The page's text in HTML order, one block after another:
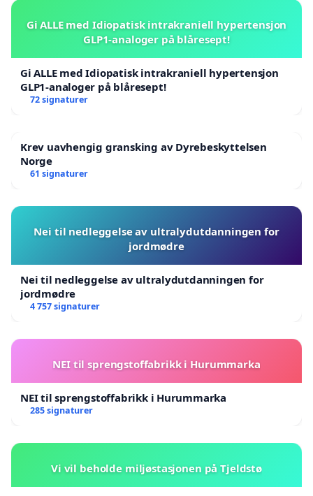
Gi ALLE med Idiopatisk intrakraniell hypertensjon
GLP1-analoger på blåresept!
Gi ALLE med Idiopatisk intrakraniell hypertensjon
GLP1-analoger på blåresept!
72 signaturer
Krev uavhengig gransking av Dyrebeskyttelsen
Norge
61 signaturer
Nei til nedleggelse av ultralydutdanningen for
jordmødre
Nei til nedleggelse av ultralydutdanningen for
jordmødre
4 757 signaturer
NEI til sprengstoffabrikk i Hurummarka
NEI til sprengstoffabrikk i Hurummarka
285 signaturer
Vi vil beholde miljøstasjonen på Tjeldstø